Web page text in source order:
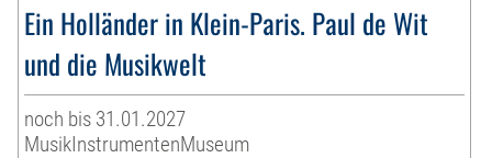
Ein Holländer in Klein-Paris. Paul de Wit
und die Musikwelt
noch bis 31.01.2027
MusikInstrumentenMuseum